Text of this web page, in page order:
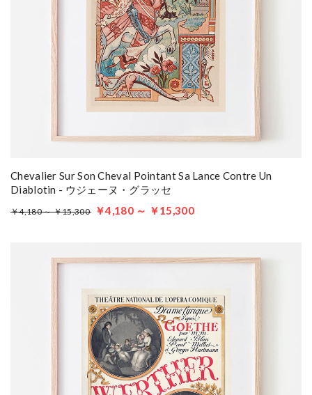
Chevalier Sur Son Cheval Pointant Sa Lance Contre Un
Diablotin - ウジェーヌ・グラッセ
￥4,180 ～ ￥15,300 ￥4,180 ～ ￥15,300